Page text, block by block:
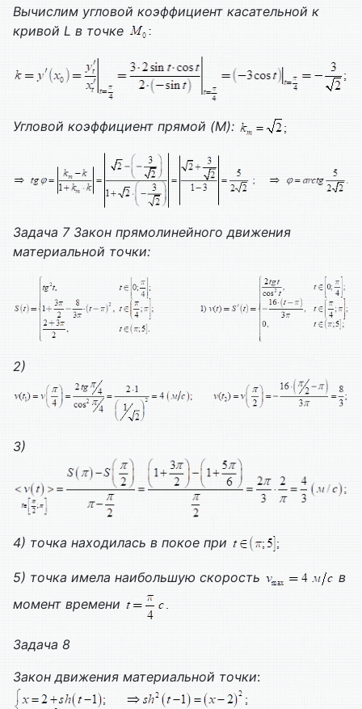
Вычислим угловой коэффициент касательной к
кривой L в точке
Угловой коэффициент прямой (M):
Задача 7 Закон прямолинейного движения
материальной точки:
2)
3)
4) точка находилась в покое при
5) точка имела наибольшую скорость
в
момент времени
Задача 8
Закон движения материальной точки: